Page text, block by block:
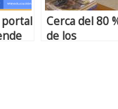
portal
Cerca del 80
de los